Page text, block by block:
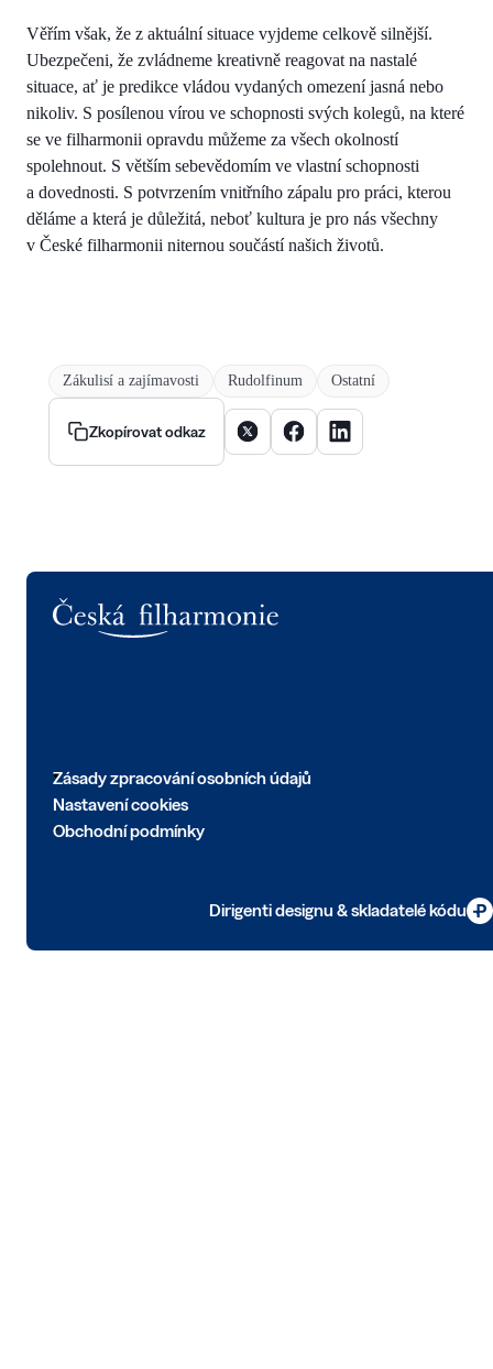
Věřím však, že z aktuální situace vyjdeme celkově silnější.
Ubezpečeni, že zvládneme kreativně reagovat na nastalé
situace, ať je predikce vládou vydaných omezení jasná nebo
nikoliv. S posílenou vírou ve schopnosti svých kolegů, na které
se ve filharmonii opravdu můžeme za všech okolností
spolehnout. S větším sebevědomím ve vlastní schopnosti
a dovednosti. S potvrzením vnitřního zápalu pro práci, kterou
děláme a která je důležitá, neboť kultura je pro nás všechny
v České filharmonii niternou součástí našich životů.
Zákulisí a zajímavosti Rudolfinum Ostatní
Zkopírovat odkaz Sdílet článek na X
Sdílet článek na Facebooku
Sdílet článek na
Zásady zpracování osobních údajů
Nastavení cookies
Obchodní podmínky
Dirigenti designu & skladatelé kódu